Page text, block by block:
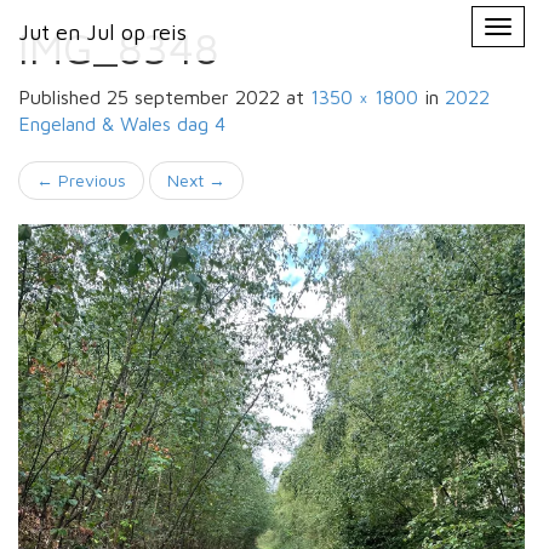
Jut en Jul op reis
Primary
Menu
Jut en Jul op reis
IMG_8348
Published 25 september 2022 at 1350 × 1800 in 2022
Engeland & Wales dag 4
← Previous Next →